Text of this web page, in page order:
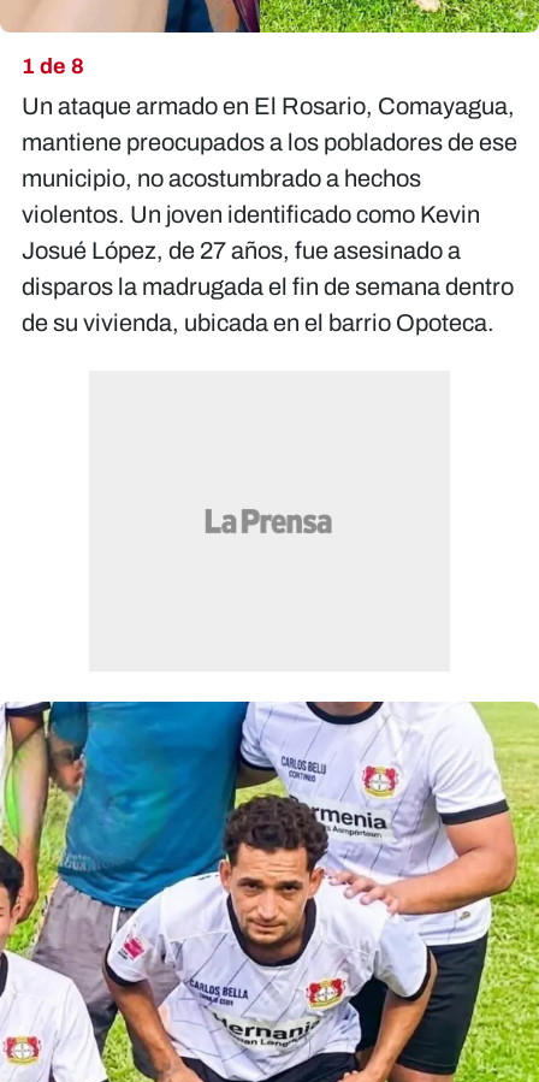
1 de 8
Un ataque armado en El Rosario, Comayagua,
mantiene preocupados a los pobladores de ese
municipio, no acostumbrado a hechos
violentos. Un joven identificado como Kevin
Josué López, de 27 años, fue asesinado a
disparos la madrugada el fin de semana dentro
de su vivienda, ubicada en el barrio Opoteca.